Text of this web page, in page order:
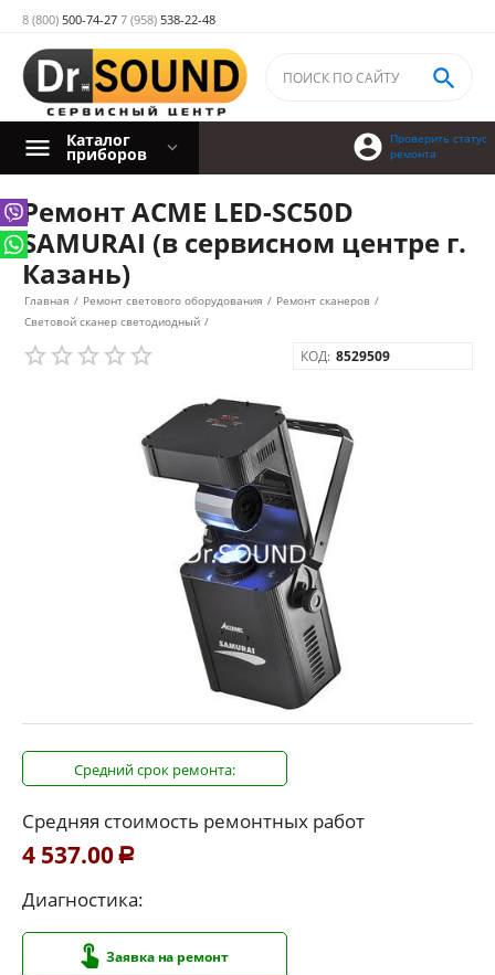
8 (800) 500-74-27 7 (958) 538-22-48
Проверить статус
ремонта


Каталог
приборов
Ремонт ACME LED-SC50D
SAMURAI (в сервисном центре г.
Казань)
Главная / Ремонт светового оборудования / Ремонт сканеров /
Световой сканер светодиодный /
КОД: 8529509
Средний срок ремонта:
Средняя стоимость ремонтных работ
4 537.00 Р
Диагностика:
Заявка на ремонт